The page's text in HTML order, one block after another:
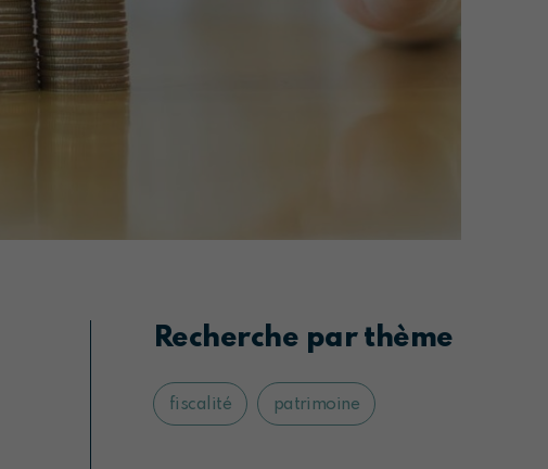
Recherche par thème
fiscalité patrimoine